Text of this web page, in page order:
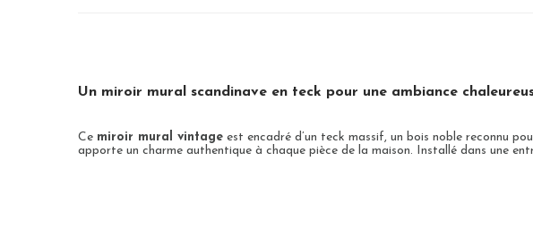
Un miroir mural scandinave en teck pour une ambiance
Ce miroir mural vintage est encadré d’un teck massif, un bois noble reconnu
apporte un charme authentique à chaque pièce de la maison. Installé dans une